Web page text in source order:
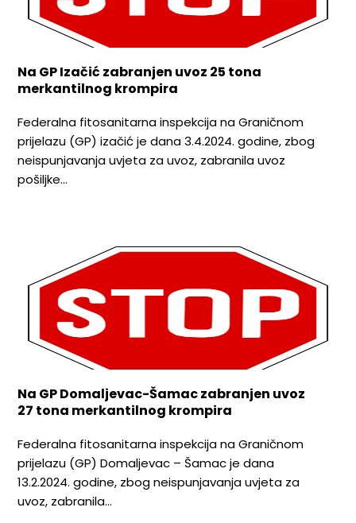
Na GP Izačić zabranjen uvoz 25 tona
merkantilnog krompira
Federalna fitosanitarna inspekcija na Graničnom
prijelazu (GP) izačić je dana 3.4.2024. godine, zbog
neispunjavanja uvjeta za uvoz, zabranila uvoz
pošiljke…
Na GP Domaljevac-Šamac zabranjen uvoz
27 tona merkantilnog krompira
Federalna fitosanitarna inspekcija na Graničnom
prijelazu (GP) Domaljevac – Šamac je dana
13.2.2024. godine, zbog neispunjavanja uvjeta za
uvoz, zabranila…